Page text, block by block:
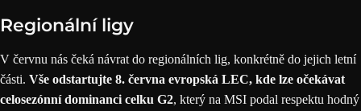
Regionální ligy
V červnu nás čeká návrat do regionálních lig, konkrétně do jejich letní
části. Vše odstartujte 8. června evropská LEC, kde lze očekávat
celosezónní dominanci celku G2, který na MSI podal respektu hodný